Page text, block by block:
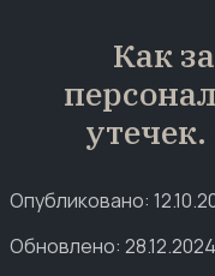
Как
Опубликовано:
Обновлено: 28.12.2024